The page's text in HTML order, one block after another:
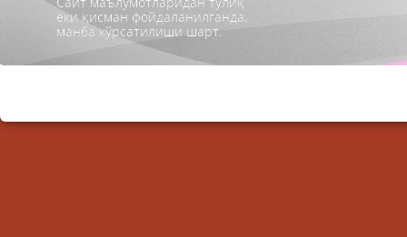
ёки қисман фойдаланилганда,
манба кўрсатилиши шарт.